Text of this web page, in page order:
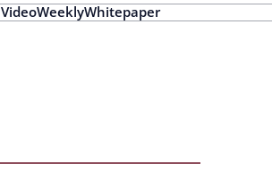
VideoWeeklyWhitepaper